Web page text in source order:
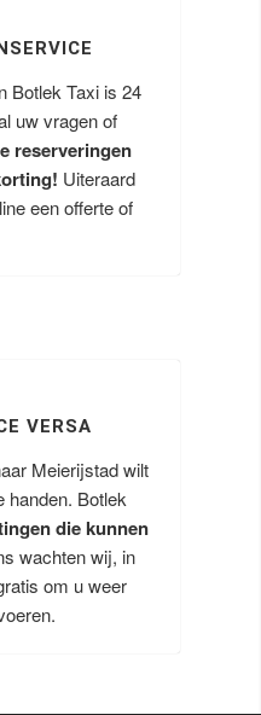
Botlek Taxi is 24
uw vragen of
reserveringen
Uiteraard
een offerte of
VERSA
Meierijstad wilt
handen. Botlek
die kunnen
wachten wij, in
om u weer